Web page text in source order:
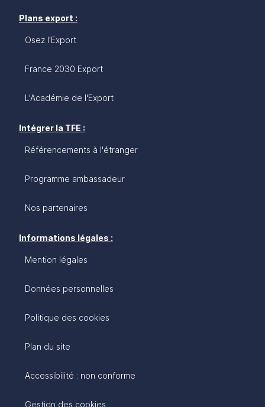
Plans export :
Osez l'Export
France 2030 Export
L'Académie de l'Export
Intégrer la TFE :
Référencements à l'étranger
Programme ambassadeur
Nos partenaires
Informations légales :
Mention légales
Données personnelles
Politique des cookies
Plan du site
Accessibilité : non conforme
Gestion des cookies